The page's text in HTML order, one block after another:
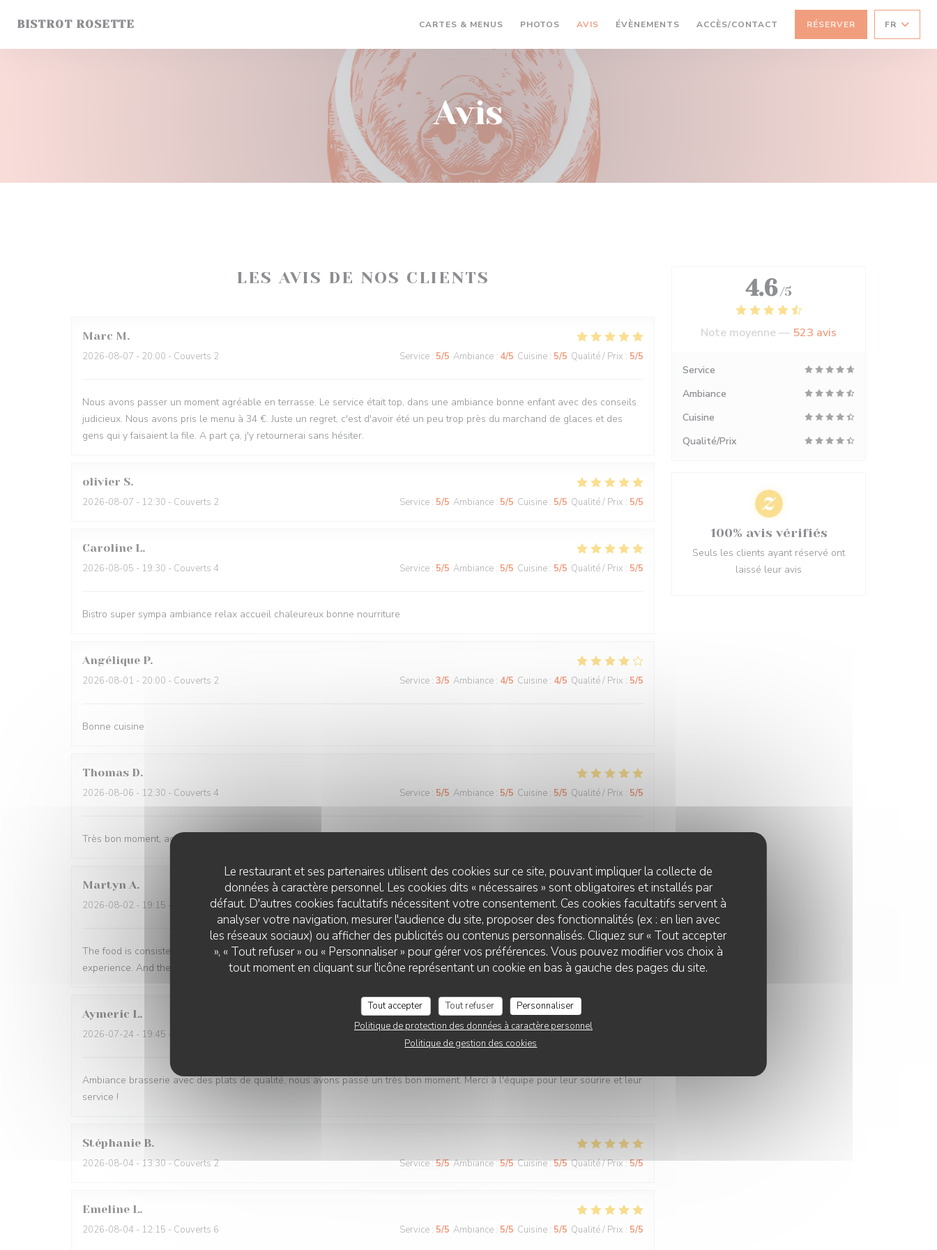
Le restaurant et ses partenaires utilisent des cookies sur ce site, pouvant impliquer la collecte de
données à caractère personnel. Les cookies dits « nécessaires » sont obligatoires et installés par
défaut. D'autres cookies facultatifs nécessitent votre consentement. Ces cookies facultatifs servent à
analyser votre navigation, mesurer l'audience du site, proposer des fonctionnalités (ex : en lien avec
les réseaux sociaux) ou afficher des publicités ou contenus personnalisés. Cliquez sur « Tout accepter
», « Tout refuser » ou « Personnaliser » pour gérer vos préférences. Vous pouvez modifier vos choix à
tout moment en cliquant sur l'icône représentant un cookie en bas à gauche des pages du site.
Tout accepter Tout refuser
Personnaliser
Politique de protection des données à caractère personnel
Politique de gestion des cookies
BISTROT ROSETTE CARTES & MENUS PHOTOS AVIS ÉVÈNEMENTS ACCÈS/CONTACT RÉSERVER FR
Avis
LES AVIS DE NOS CLIENTS
Marc M
2026-08-07 - 20:00 - Couverts 2 Service : 5/5 Ambiance : 4/5 Cuisine : 5/5 Qualité / Prix : 5/5
Nous avons passer un moment agréable en terrasse. Le service était top, dans une ambiance bonne enfant avec des conseils
judicieux. Nous avons pris le menu à 34 €. Juste un regret, c'est d'avoir été un peu trop près du marchand de glaces et des
gens qui y faisaient la file. A part ça, j'y retournerai sans hésiter.
olivier S
2026-08-07 - 12:30 - Couverts 2 Service : 5/5 Ambiance : 5/5 Cuisine : 5/5 Qualité / Prix : 5/5
Caroline L
2026-08-05 - 19:30 - Couverts 4 Service : 5/5 Ambiance : 5/5 Cuisine : 5/5 Qualité / Prix : 5/5
Bistro super sympa ambiance relax accueil chaleureux bonne nourriture
Angélique P
2026-08-01 - 20:00 - Couverts 2 Service : 3/5 Ambiance : 4/5 Cuisine : 4/5 Qualité / Prix : 5/5
Bonne cuisine
Thomas D
2026-08-06 - 12:30 - Couverts 4 Service : 5/5 Ambiance : 5/5 Cuisine : 5/5 Qualité / Prix : 5/5
Très bon moment, acceuil agréable, service efficace et qualité en cuisine ! Merci
Martyn A
2026-08-02 - 19:15 - Couverts 2 Service: 4/5 Ambiance:5/5 Cuisine: 5 /5 Qualité / Prix :5/5
The food is consistently well prepared and super tasty. The restaurant itself has a special atmosphere to suit a top bistro
experience. And the staff are great. Best in Beaune.
Aymeric L
2026-07-24 - 19:45 - Couverts 4 Service:5/5 Ambiance:5/5 Cuisine: 5/5 Qualité / Prix
Ambiance brasserie avec des plats de qualité, nous avons passé un très bon moment. Merci à l'équipe pour leur sourire et leur
service !
Stéphanie B
2026-08-04 - 13:30 - Couverts 2 Service:5/5 Ambiance:5/5 Cuisine:5/5 Qualité / Prix:5/5
Emeline L
2026-08-04 - 12:15 - Couverts 6 Service : 5/5 Ambiance : 5/5 Cuisine : 5/5 Qualité / Prix : 5/5
4.6 /5
Note moyenne — 523 avis
Service
Ambiance
Cuisine
Qualité/Prix
100% avis vérifiés
Seuls les clients ayant réservé ont
laissé leur avis
BISTROT ROSETTE